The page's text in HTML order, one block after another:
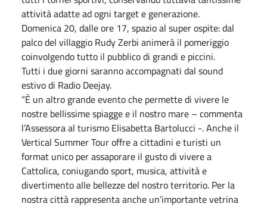
attività adatte ad ogni target e generazione.
Domenica 20, dalle ore 17, spazio al super ospite: dal
palco del villaggio Rudy Zerbi animerà il pomeriggio
coinvolgendo tutto il pubblico di grandi e piccini.
Tutti i due giorni saranno accompagnati dal sound
estivo di Radio Deejay.
“È un altro grande evento che permette di vivere le
nostre bellissime spiagge e il nostro mare – commenta
l’Assessora al turismo Elisabetta Bartolucci -. Anche il
Vertical Summer Tour offre a cittadini e turisti un
format unico per assaporare il gusto di vivere a
Cattolica, coniugando sport, musica, attività e
divertimento alle bellezze del nostro territorio. Per la
nostra città rappresenta anche un’importante vetrina